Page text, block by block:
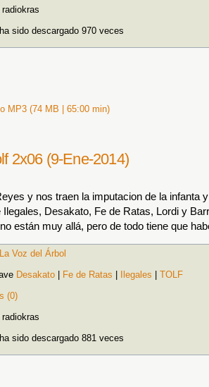
sido descargado 970 veces
MP3 (74 MB | 65:00 min)
2x06 (9-Ene-2014)
y nos traen la imputacion de la infanta
Ilegales, Desakato, Fe de Ratas, Lordi y
están muy allá, pero de todo tiene que
La Voz del Árbol
Desakato Fe de Ratas Ilegales
TOLF
(0)
sido descargado 881 veces